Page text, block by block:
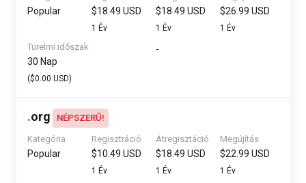
Popular $18.49 USD
1 Év
$18.49 USD
1 Év
$26.99 USD
1 Év
Türelmi időszak
30 Nap
($0.00 USD)
-
.org NÉPSZERŰ!
Kategória
Popular
Regisztráció
$10.49 USD
1 Év
Átregisztáció
$18.49 USD
1 Év
Megújítás
$22.99 USD
1 Év